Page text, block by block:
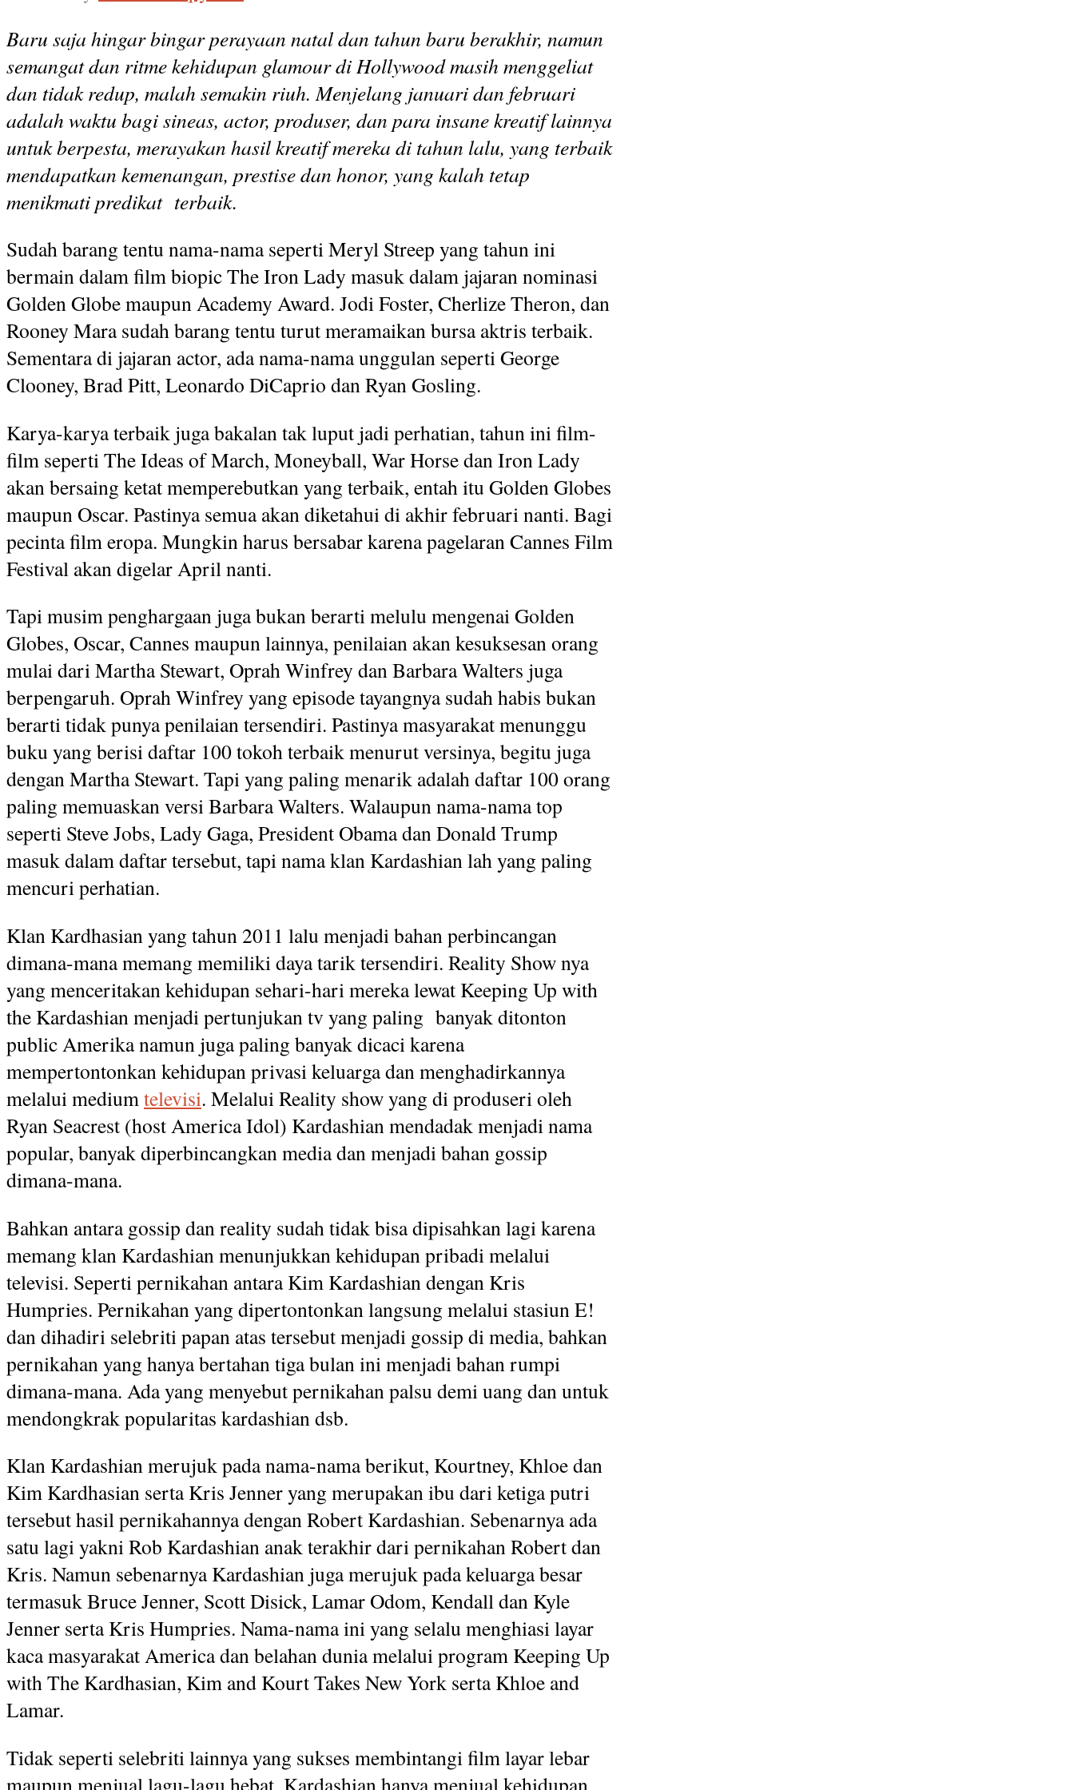
Baru saja hingar bingar perayaan natal dan tahun baru berakhir, namun
semangat dan ritme kehidupan glamour di Hollywood masih menggeliat
dan tidak redup, malah semakin riuh. Menjelang januari dan februari
adalah waktu bagi sineas, actor, produser, dan para insane kreatif lainnya
untuk berpesta, merayakan hasil kreatif mereka di tahun lalu, yang terbaik
mendapatkan kemenangan, prestise dan honor, yang kalah tetap
menikmati predikat terbaik.
Sudah barang tentu nama-nama seperti Meryl Streep yang tahun ini
bermain dalam film biopic The Iron Lady masuk dalam jajaran nominasi
Golden Globe maupun Academy Award. Jodi Foster, Cherlize Theron, dan
Rooney Mara sudah barang tentu turut meramaikan bursa aktris terbaik.
Sementara di jajaran actor, ada nama-nama unggulan seperti George
Clooney, Brad Pitt, Leonardo DiCaprio dan Ryan Gosling.
Karya-karya terbaik juga bakalan tak luput jadi perhatian, tahun ini film-
film seperti The Ideas of March, Moneyball, War Horse dan Iron Lady
akan bersaing ketat memperebutkan yang terbaik, entah itu Golden Globes
maupun Oscar. Pastinya semua akan diketahui di akhir februari nanti. Bagi
pecinta film eropa. Mungkin harus bersabar karena pagelaran Cannes Film
Festival akan digelar April nanti.
Tapi musim penghargaan juga bukan berarti melulu mengenai Golden
Globes, Oscar, Cannes maupun lainnya, penilaian akan kesuksesan orang
mulai dari Martha Stewart, Oprah Winfrey dan Barbara Walters juga
berpengaruh. Oprah Winfrey yang episode tayangnya sudah habis bukan
berarti tidak punya penilaian tersendiri. Pastinya masyarakat menunggu
buku yang berisi daftar 100 tokoh terbaik menurut versinya, begitu juga
dengan Martha Stewart. Tapi yang paling menarik adalah daftar 100 orang
paling memuaskan versi Barbara Walters. Walaupun nama-nama top
seperti Steve Jobs, Lady Gaga, President Obama dan Donald Trump
masuk dalam daftar tersebut, tapi nama klan Kardashian lah yang paling
mencuri perhatian.
Klan Kardhasian yang tahun 2011 lalu menjadi bahan perbincangan
dimana-mana memang memiliki daya tarik tersendiri. Reality Show nya
yang menceritakan kehidupan sehari-hari mereka lewat Keeping Up with
the Kardashian menjadi pertunjukan tv yang paling banyak ditonton
public Amerika namun juga paling banyak dicaci karena
mempertontonkan kehidupan privasi keluarga dan menghadirkannya
melalui mediumtelevisi. Melalui Reality show yang di produseri oleh
Ryan Seacrest (host America Idol) Kardashian mendadak menjadi nama
popular, banyak diperbincangkan media dan menjadi bahan gossip
dimana-mana.
Bahkan antara gossip dan reality sudah tidak bisa dipisahkan lagi karena
memang klan Kardashian menunjukkan kehidupan pribadi melalui
televisi. Seperti pernikahan antara Kim Kardashian dengan Kris
Humpries. Pernikahan yang dipertontonkan langsung melalui stasiun E!
dan dihadiri selebriti papan atas tersebut menjadi gossip di media, bahkan
pernikahan yang hanya bertahan tiga bulan ini menjadi bahan rumpi
dimana-mana. Ada yang menyebut pernikahan palsu demi uang dan untuk
mendongkrak popularitas kardashian dsb.
Klan Kardashian merujuk pada nama-nama berikut, Kourtney, Khloe dan
Kim Kardhasian serta Kris Jenner yang merupakan ibu dari ketiga putri
tersebut hasil pernikahannya dengan Robert Kardashian. Sebenarnya ada
satu lagi yakni Rob Kardashian anak terakhir dari pernikahan Robert dan
Kris. Namun sebenarnya Kardashian juga merujuk pada keluarga besar
termasuk Bruce Jenner, Scott Disick, Lamar Odom, Kendall dan Kyle
Jenner serta Kris Humpries. Nama-nama ini yang selalu menghiasi layar
kaca masyarakat America dan belahan dunia melalui program Keeping Up
with The Kardhasian, Kim and Kourt Takes New York serta Khloe and
Lamar.
Tidak seperti selebriti lainnya yang sukses membintangi film layar lebar
maupun menjual lagu-lagu hebat, Kardashian hanya menjual kehidupan